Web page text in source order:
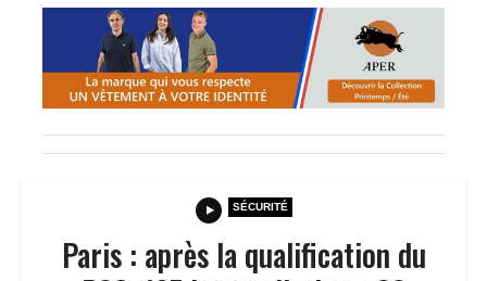
SÉCURITÉ
Paris : après la qualification du